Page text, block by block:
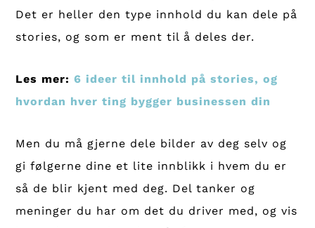
Det er heller den type innhold du kan dele på
stories, og som er ment til å deles der.
Les mer:6 ideer til innhold på stories, og
hvordan hver ting bygger businessen din
Men du må gjerne dele bilder av deg selv og
gi følgerne dine et lite innblikk i hvem du er
så de blir kjent med deg. Del tanker og
meninger du har om det du driver med, og vis